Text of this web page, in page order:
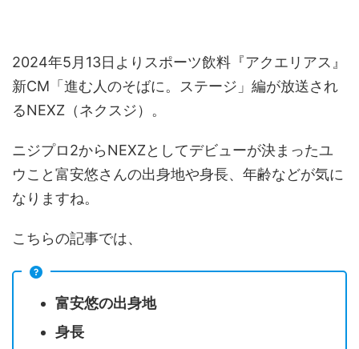
2024年5月13日よりスポーツ飲料『アクエリアス』
新CM「進む人のそばに。ステージ」編が放送され
るNEXZ（ネクスジ）。
ニジプロ2からNEXZとしてデビューが決まったユ
ウこと富安悠さんの出身地や身長、年齢などが気に
なりますね。
こちらの記事では、
富安悠の出身地
身長